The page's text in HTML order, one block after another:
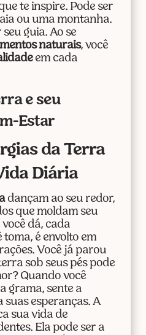
te inspire. Pode ser
ou uma montanha.
guia. Ao se
naturais, você
em cada
e seu
Estar
da Terra
Diária
dançam ao seu redor,
que moldam seu
dá, cada
é envolto em
Você já parou
sob seus pés pode
Quando você
grama, sente a
esperanças. A
sua vida de
Ela pode ser a